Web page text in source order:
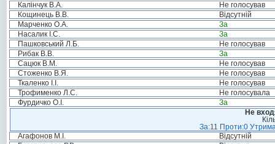
Калінчук В.А.
Не голосував
Кощинець В.В.
Відсутній
Марченко О.А.
За
Насалик І.С.
За
Пашковський Л.Б.
Не голосував
Рибак В.В.
За
Сацюк В.М.
Не голосував
Стоженко В.Я.
Не голосував
Ткаленко І.І.
Не голосував
Трофименко Л.С.
Не голосувала
Фурдичко О.І.
За
Не
За:11 Проти:0
Агафонов М.І.
Відсутній